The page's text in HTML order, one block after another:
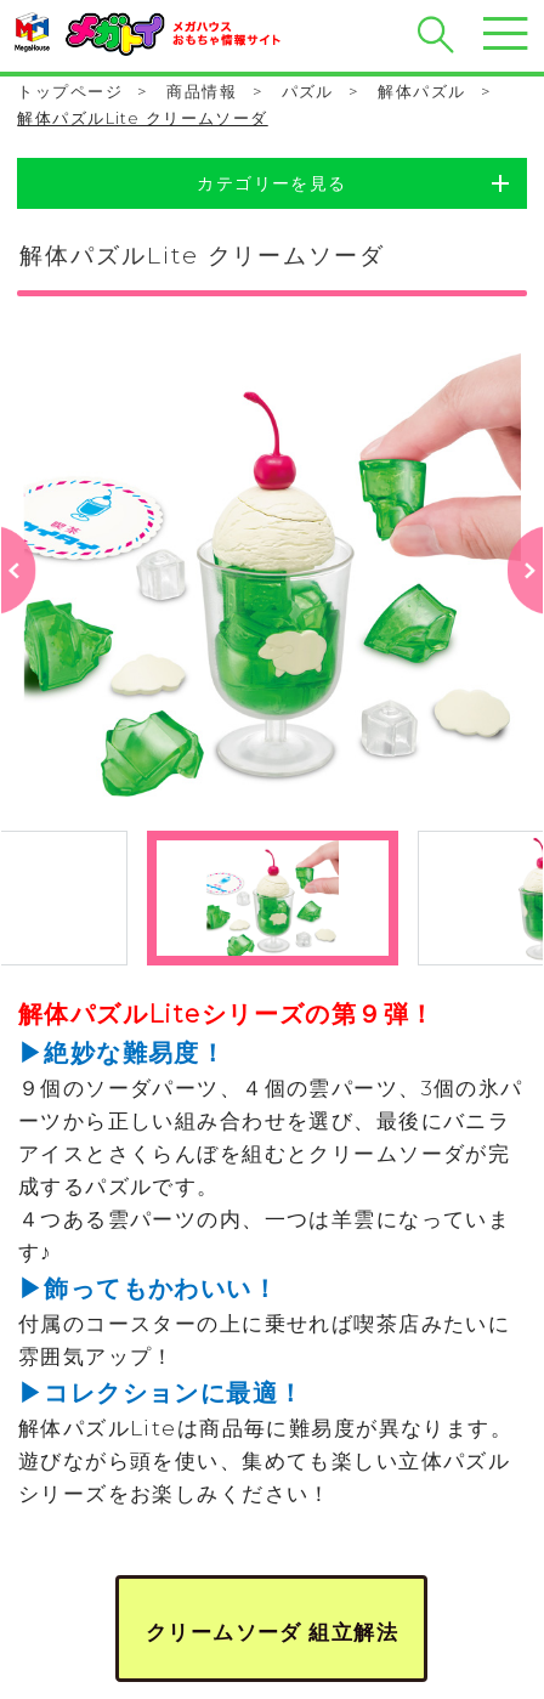
トップページ > 商品情報 > パズル > 解体パズル
>
解体パズルLite クリームソーダ
カテゴリーを見る
解体パズルLite クリームソーダ
解体パズルLiteシリーズの第９弾！
▶絶妙な難易度！
９個のソーダパーツ、４個の雲パーツ、3個の氷パ
ーツから正しい組み合わせを選び、最後にバニラ
アイスとさくらんぼを組むとクリームソーダが完
成するパズルです。
４つある雲パーツの内、一つは羊雲になっていま
す♪
▶飾ってもかわいい！
付属のコースターの上に乗せれば喫茶店みたいに
雰囲気アップ！
▶コレクションに最適！
解体パズルLiteは商品毎に難易度が異なります。
遊びながら頭を使い、集めても楽しい立体パズル
シリーズをお楽しみください！
クリームソーダ 組立解法